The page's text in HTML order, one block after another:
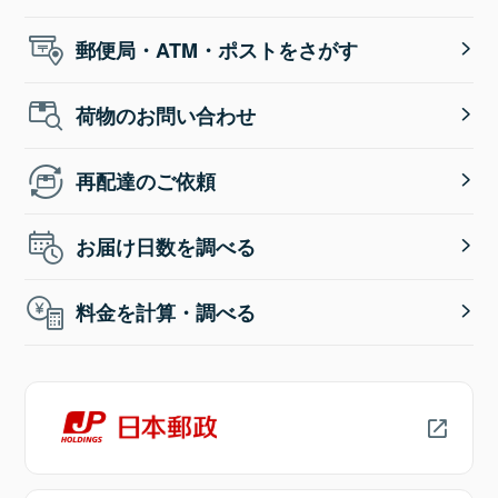
郵便局・ATM・ポストをさがす
荷物のお問い合わせ
再配達のご依頼
お届け日数を調べる
料金を計算・調べる